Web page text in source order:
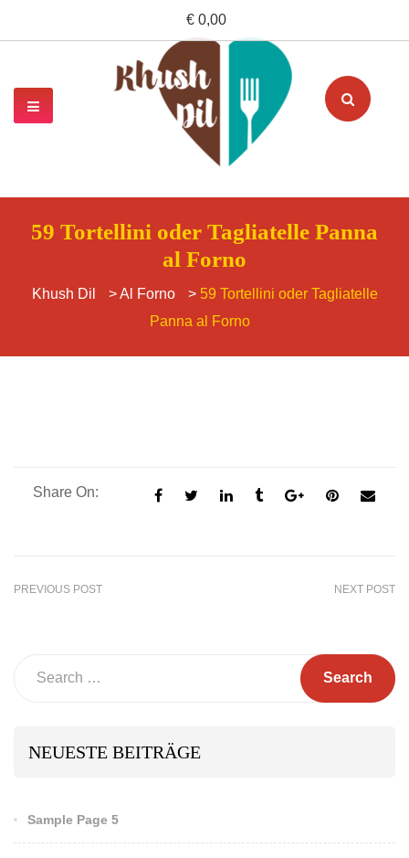
59 Tortellini oder Tagliatelle Panna
al Forno
Khush Dil >Al Forno > 59 Tortellini oder Tagliatelle
Panna al Forno
Share On:
PREVIOUS POST NEXT POST
NEUESTE BEITRÄGE
Sample Page 5
€ 0,00